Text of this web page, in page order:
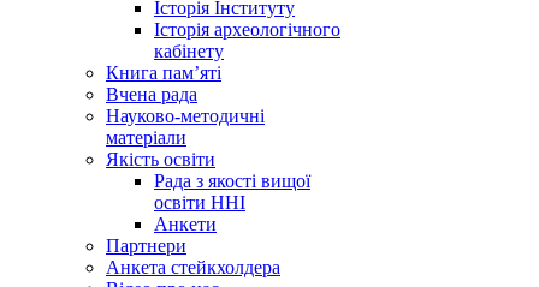
Історія Інституту
Історія археологічного
кабінету
Книга памʼяті
Вчена рада
Науково-методичні
матеріали
Якість освіти
Рада з якості вищої
освіти ННІ
Анкети
Партнери
Анкета стейкхолдера